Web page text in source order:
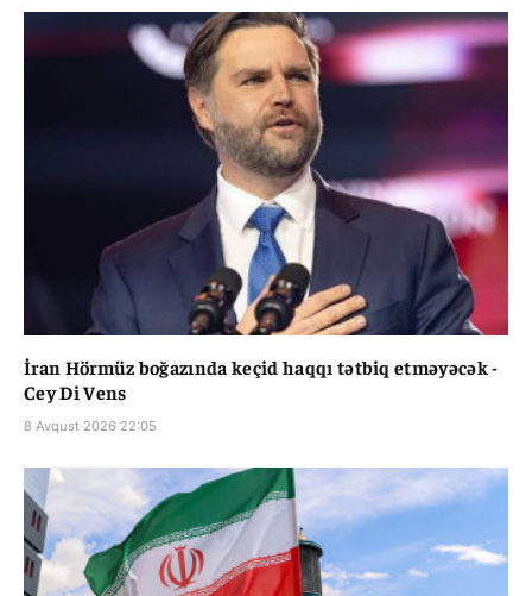
İran Hörmüz boğazında keçid haqqı tətbiq etməyəcək -
Cey Di Vens
8 Avqust 2026 22:05